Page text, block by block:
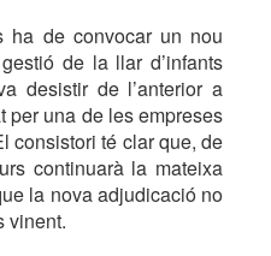
ha de convocar un nou
de la llar d’infants
desistir de l’anterior a
per una de les empreses
consistori té clar que, de
continuarà la mateixa
la nova adjudicació no
vinent.